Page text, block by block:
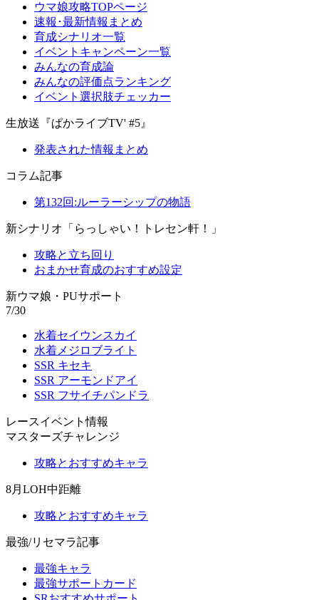
ウマ娘攻略TOPページ
速報･最新情報まとめ
育成シナリオ一覧
イベントキャンペーン一覧
みんなの育成論
みんなの評価点ランキング
イベント選択肢チェッカー
生放送『ぱかライブTV' #5』
発表された情報まとめ
コラム記事
第132回:ルーラーシップの物語
新シナリオ「らっしゃい！トレセン軒！」
攻略と立ち回り
おまかせ育成のおすすめ設定
新ウマ娘・PUサポート
7/30
水着セイウンスカイ
水着メジロブライト
SSR キセキ
SSR アーモンドアイ
SSR フサイチパンドラ
レースイベント情報
マスターズチャレンジ
攻略とおすすめキャラ
8月LOH中距離
攻略とおすすめキャラ
最強/リセマラ記事
最強キャラ
最強サポートカード